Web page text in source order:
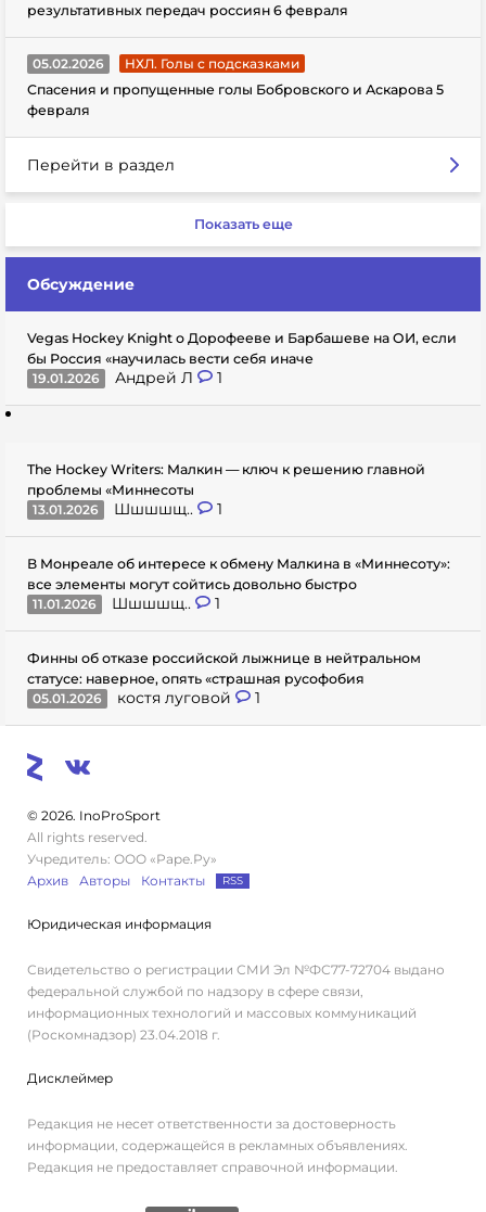
результативных передач россиян 6 февраля
05.02.2026
НХЛ. Голы с подсказками
Спасения и пропущенные голы Бобровского и Аскарова 5
февраля
Перейти в раздел
Показать еще
Обсуждение
Vegas Hockey Knight о Дорофееве и Барбашеве на ОИ, если
бы Россия «научилась вести себя иначе
19.01.2026
Андрей Л 1
The Hockey Writers: Малкин — ключ к решению главной
проблемы «Миннесоты
13.01.2026
Шшшшщ.. 1
В Монреале об интересе к обмену Малкина в «Миннесоту»:
все элементы могут сойтись довольно быстро
11.01.2026
Шшшшщ.. 1
Финны об отказе российской лыжнице в нейтральном
статусе: наверное, опять «страшная русофобия
05.01.2026
костя луговой 1
© 2026. InoProSport
All rights reserved.
Учредитель: ООО «Раре.Ру»
Архив
Авторы Контакты RSS
Юридическая информация
Свидетельство о регистрации СМИ Эл №ФС77-72704 выдано
федеральной службой по надзору в сфере связи,
информационных технологий и массовых коммуникаций
(Роскомнадзор) 23.04.2018 г.
Дисклеймер
Редакция не несет ответственности за достоверность
информации, содержащейся в рекламных объявлениях.
Редакция не предоставляет справочной информации.